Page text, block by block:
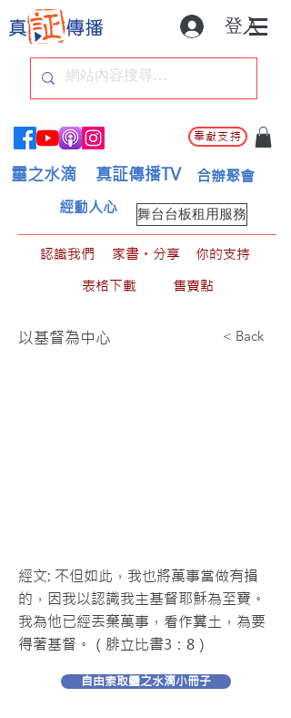
登入
奉獻支持
靈之水滴 真証傳播TV 合辦聚會
舞台台板租用服務
經動人心
認識我們 家書。分享
你的支持
表格下載
售賣點
以基督為中心 < Back
經文: 不但如此，我也將萬事當做有損
的，因我以認識我主基督耶穌為至寶。
我為他已經丟棄萬事，看作糞土，為要
得著基督。（腓立比書3：8）
自由索取靈之水滴小冊子